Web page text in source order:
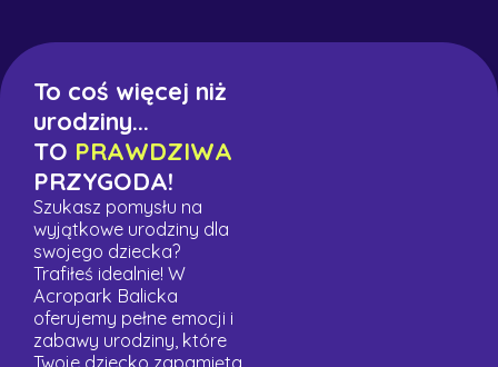
To coś więcej niż
urodziny...
TO PRAWDZIWA
PRZYGODA!
Szukasz pomysłu na
wyjątkowe urodziny dla
swojego dziecka?
Trafiłeś idealnie! W
Acropark Balicka
oferujemy pełne emocji i
zabawy urodziny, które
Twoje dziecko zapamięta